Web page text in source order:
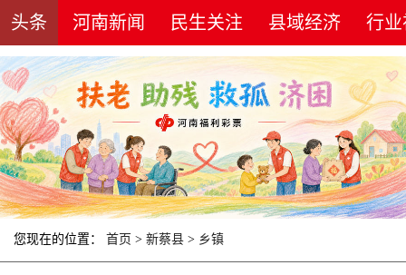
头条 河南新闻 民生关注 县域经济 行
您现在的位置： 首页 > 新蔡县 > 乡镇